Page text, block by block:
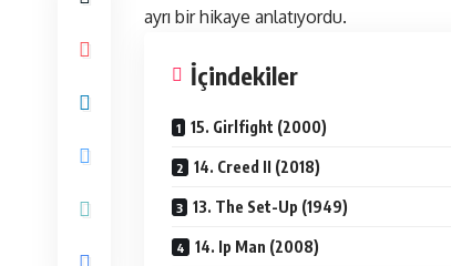
ayrı bir hikaye anlatıyordu.
İçindekiler
15. Girlfight (2000)
14. Creed II (2018)
13. The Set-Up (1949)
14. Ip Man (2008)